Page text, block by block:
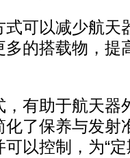
可以减少航天
的搭载物，提
有助于航天器
了保养与发射
以控制，为“